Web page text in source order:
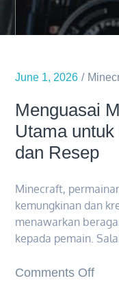
June 1, 2026
Menguasai
Utama
dan Resep
Minecraft,
kemungkinan dan
menawarkan
kepada pemain.
Comments Offon